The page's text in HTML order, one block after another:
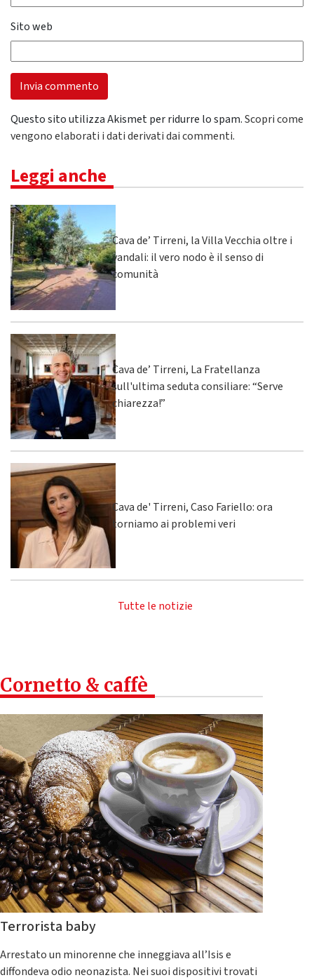
Sito web
Questo sito utilizza Akismet per ridurre lo spam.Scopri come
vengono elaborati i dati derivati dai commenti.
Leggi anche
Cava de’ Tirreni, la Villa Vecchia oltre i
vandali: il vero nodo è il senso di
comunità
Cava de’ Tirreni, La Fratellanza
sull'ultima seduta consiliare: “Serve
chiarezza!”
Cava de' Tirreni, Caso Fariello: ora
torniamo ai problemi veri
Tutte le notizie
Cornetto & caffè
Terrorista baby
Arrestato un minorenne che inneggiava all’Isis e
diffondeva odio neonazista. Nei suoi dispositivi trovati